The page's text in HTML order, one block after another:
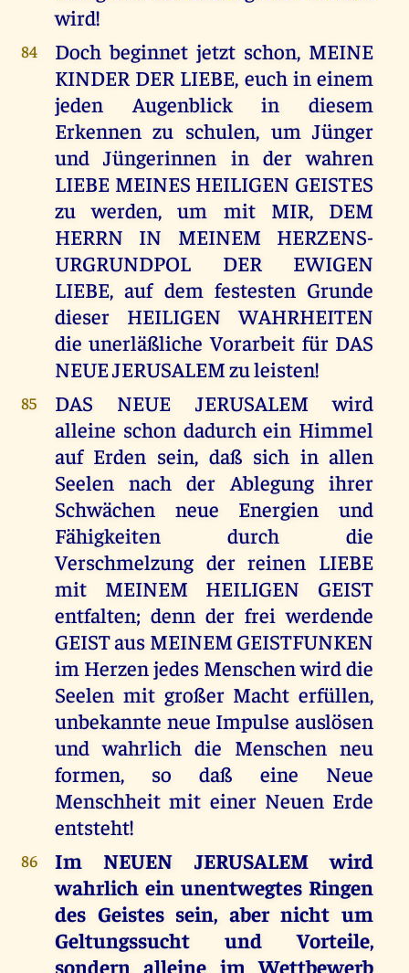
wird!
84
Doch beginnet jetzt schon, MEINE
KINDER DER LIEBE, euch in einem
jeden Augenblick in diesem
Erkennen zu schulen, um Jünger
und Jüngerinnen in der wahren
LIEBE MEINES HEILIGEN GEISTES
zu werden, um mit MIR, DEM
HERRN IN MEINEM HERZENS-
URGRUNDPOL DER EWIGEN
LIEBE, auf dem festesten Grunde
dieser HEILIGEN WAHRHEITEN
die unerläßliche Vorarbeit für DAS
NEUE JERUSALEM zu leisten!
85
DAS NEUE JERUSALEM wird
alleine schon dadurch ein Himmel
auf Erden sein, daß sich in allen
Seelen nach der Ablegung ihrer
Schwächen neue Energien und
Fähigkeiten durch die
Verschmelzung der reinen LIEBE
mit MEINEM HEILIGEN GEIST
entfalten; denn der frei werdende
GEIST aus MEINEM GEISTFUNKEN
im Herzen jedes Menschen wird die
Seelen mit großer Macht erfüllen,
unbekannte neue Impulse auslösen
und wahrlich die Menschen neu
formen, so daß eine Neue
Menschheit mit einer Neuen Erde
entsteht!
86
Im NEUEN JERUSALEM wird
wahrlich ein unentwegtes Ringen
des Geistes sein, aber nicht um
Geltungssucht und Vorteile,
sondern alleine im Wettbewerb